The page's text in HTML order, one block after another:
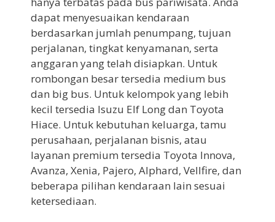
dapat menyesuaikan kendaraan
berdasarkan jumlah penumpang, tujuan
perjalanan, tingkat kenyamanan, serta
anggaran yang telah disiapkan. Untuk
rombongan besar tersedia medium bus
dan big bus. Untuk kelompok yang lebih
kecil tersedia Isuzu Elf Long dan Toyota
Hiace. Untuk kebutuhan keluarga, tamu
perusahaan, perjalanan bisnis, atau
layanan premium tersedia Toyota Innova,
Avanza, Xenia, Pajero, Alphard, Vellfire, dan
beberapa pilihan kendaraan lain sesuai
ketersediaan.